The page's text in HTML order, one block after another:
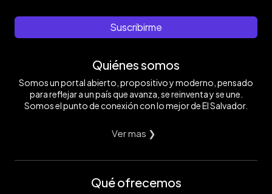
Suscribirme
Quiénes somos
Somos un portal abierto, propositivo y moderno, pensado
para reflejar a un país que avanza, se reinventa y se une.
Somos el punto de conexión con lo mejor de El Salvador.
Ver mas ❯
Qué ofrecemos